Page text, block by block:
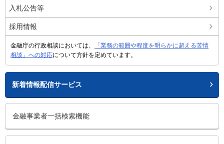
入札公告等
採用情報
金融庁の行政相談においては、
「業務の範囲や程度を明らかに超える苦情
相談」への対応について方針を定めています。
新着情報配信サービス
金融事業者一括検索機能